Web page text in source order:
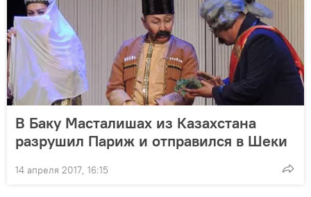
В Баку Масталишах из Казахстана
разрушил Париж и отправился в Шеки
14 апреля 2017, 16:15